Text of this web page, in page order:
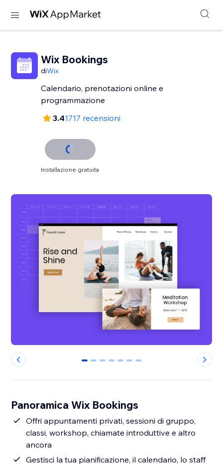
Wix Bookings
diWix
Calendario, prenotazioni online e
programmazione
3.41717 recensioni
Installazione gratuita
0 1 2 3 4 5 6
Panoramica Wix Bookings
Offri appuntamenti privati, sessioni di gruppo,
classi, workshop, chiamate introduttive e altro
ancora
Gestisci la tua pianificazione, il calendario, lo staff